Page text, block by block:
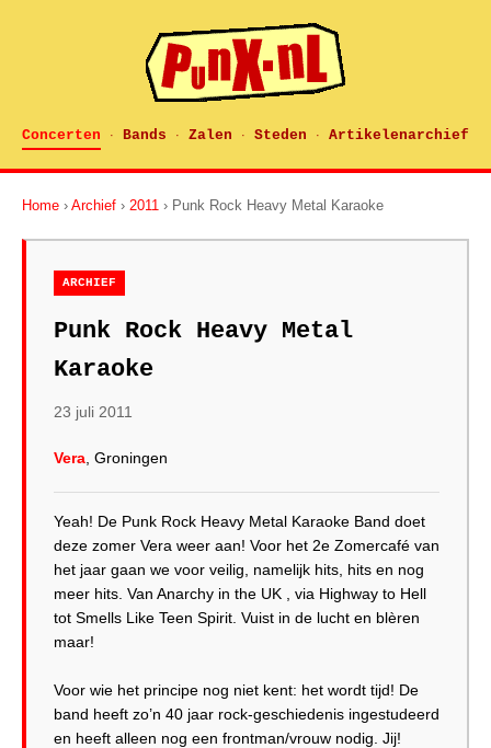
Concerten · Bands · Zalen · Steden · Artikelenarchief
Home › Archief › 2011 › Punk Rock Heavy Metal Karaoke
ARCHIEF
Punk Rock Heavy Metal
Karaoke
23 juli 2011
Vera , Groningen
Yeah! De Punk Rock Heavy Metal Karaoke Band doet
deze zomer Vera weer aan! Voor het 2e Zomercafé van
het jaar gaan we voor veilig, namelijk hits, hits en nog
meer hits. Van Anarchy in the UK , via Highway to Hell
tot Smells Like Teen Spirit. Vuist in de lucht en blèren
maar!
Voor wie het principe nog niet kent: het wordt tijd! De
band heeft zo’n 40 jaar rock-geschiedenis ingestudeerd
en heeft alleen nog een frontman/vrouw nodig. Jij!